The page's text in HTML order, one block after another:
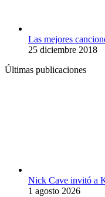
Las mejores
25 diciembre 2018
Últimas publicaciones
Nick Cave invitó a
1 agosto 2026